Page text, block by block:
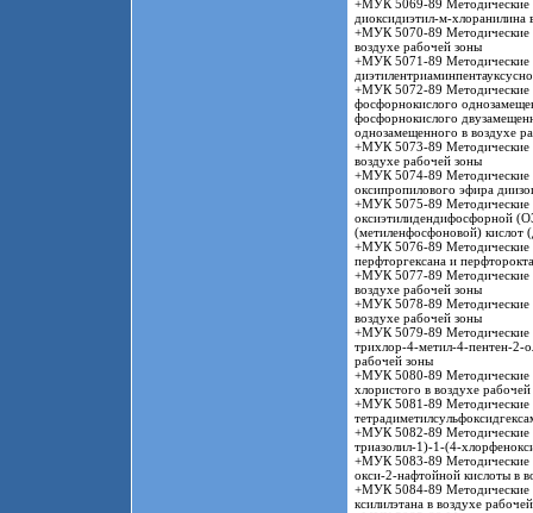
+МУК 5069-89 Методические
диоксидиэтил-м-хлоранилина
+МУК 5070-89 Методические
воздухе рабочей зоны
+МУК 5071-89 Методические
+МУК 5072-89 Методические
фосфорнокислого
фосфорнокислого
однозамещенного в воздухе
+МУК 5073-89 Методические
воздухе рабочей зоны
+МУК 5074-89 Методические
оксипропилового эфира
+МУК 5075-89 Методические
оксиэтилидендифосфорной
(метиленфосфоновой)
+МУК 5076-89 Методические
перфторгексана и
+МУК 5077-89 Методические
воздухе рабочей зоны
+МУК 5078-89 Методические
воздухе рабочей зоны
+МУК 5079-89 Методические
трихлор-4-метил-4-пентен-
рабочей зоны
+МУК 5080-89 Методические
хлористого в воздухе
+МУК 5081-89 Методические
+МУК 5082-89 Методические
триазолил-1)-1-(4-
+МУК 5083-89 Методические
окси-2-нафтойной кислоты в
+МУК 5084-89 Методические
ксилилэтана в воздухе